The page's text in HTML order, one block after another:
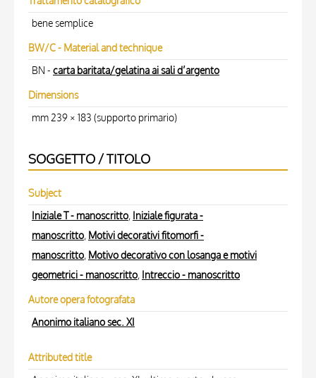
bene semplice
BW/C - Material and technique
BN - carta baritata/gelatina ai sali d’argento
Dimensions
mm 239 × 183 (supporto primario)
SOGGETTO / TITOLO
Subject
Iniziale T - manoscritto, Iniziale figurata -
manoscritto, Motivi decorativi fitomorfi -
manoscritto, Motivo decorativo con losanga e motivi
geometrici - manoscritto, Intreccio - manoscritto
Autore opera fotografata
Anonimo italiano sec. XI
Attributed title